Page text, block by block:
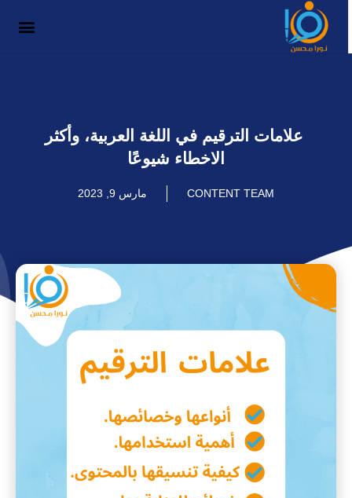
علامات الترقيم في اللغة العربية، وأكثر
الاخطاء شيوعًا
CONTENT TEAM مارس 9, 2023